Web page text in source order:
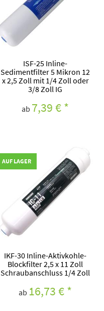
ISF-25 Inline-
Sedimentfilter 5 Mikron 12
x 2,5 Zoll mit 1/4 Zoll oder
3/8 Zoll IG
ab 7,39 €*
AUF LAGER
IKF-30 Inline-Aktivkohle-
Blockfilter 2,5 x 11 Zoll
Schraubanschluss 1/4 Zoll
ab 16,73 €*